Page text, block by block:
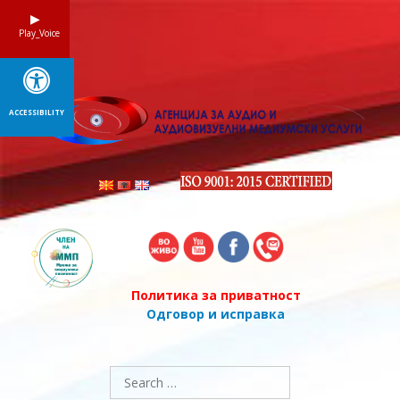
Политика за приватност
Одговор и исправка
Search
for:
Play_Voice
ACCESSIBILITY